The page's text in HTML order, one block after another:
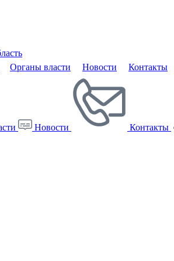
Органы власти Новости Контакты
Новости Контакты